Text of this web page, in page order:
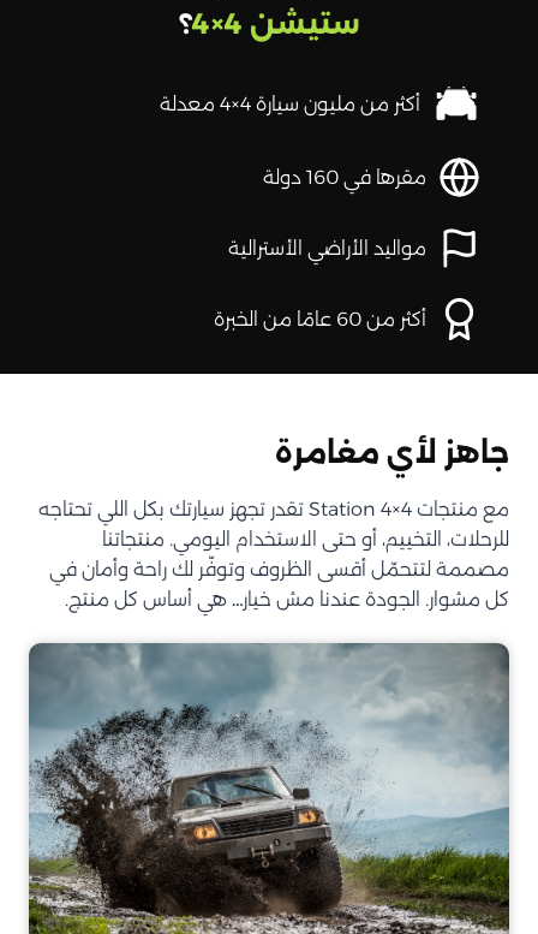
ستيشن 4×4
؟
أكثر من مليون سيارة 4×4 معدلة
مقرها في 160 دولة
مواليد الأراضي الأسترالية
أكثر من 60 عامًا من الخبرة
جاهز لأي مغامرة
مع منتجات Station 4×4 تقدر تجهز سيارتك بكل اللي تحتاجه
للرحلات، التخييم، أو حتى الاستخدام اليومي. منتجاتنا
مصممة لتتحمّل أقسى الظروف وتوفّر لك راحة وأمان في
كل مشوار. الجودة عندنا مش خيار… هي أساس كل منتج.